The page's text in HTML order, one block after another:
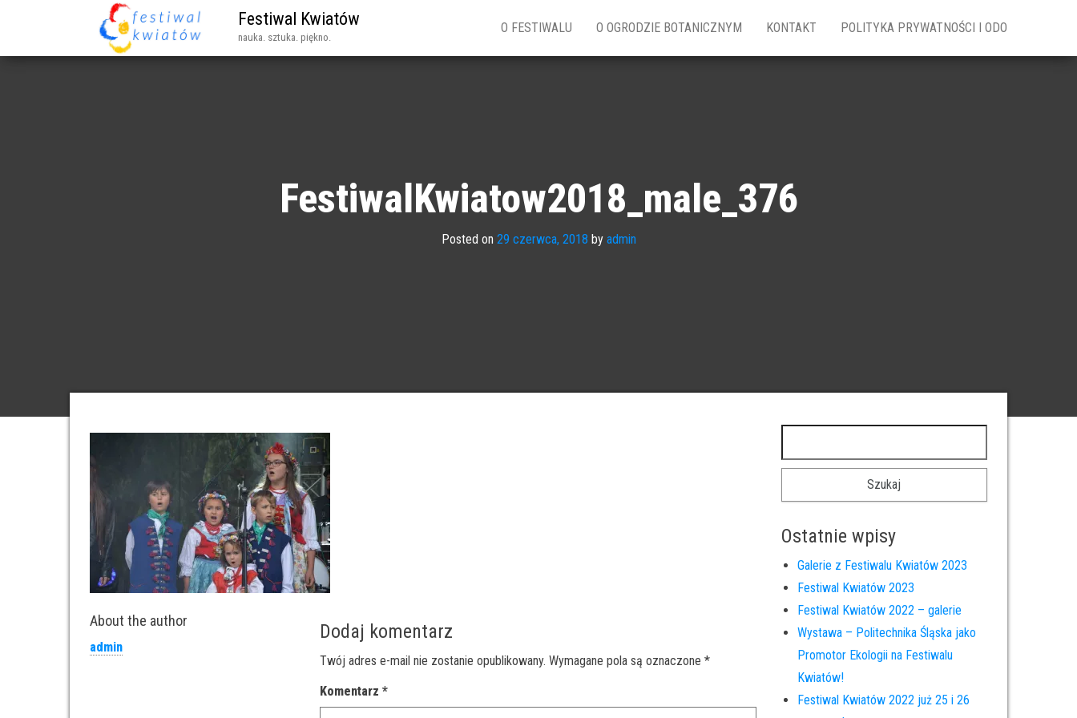
Festiwal Kwiatów
nauka. sztuka. piękno.
O FESTIWALU O OGRODZIE BOTANICZNYM KONTAKT POLITYKA PRYWATNOŚCI I ODO
FestiwalKwiatow2018_male_376
Posted on 29 czerwca, 2018 by admin
About the author
admin
Dodaj komentarz
Twój adres e-mail nie zostanie opublikowany. Wymagane pola są oznaczone*
Komentarz*
Ostatnie wpisy
Galerie z Festiwalu Kwiatów 2023
Festiwal Kwiatów 2023
Festiwal Kwiatów 2022 – galerie
Wystawa – Politechnika Śląska jako
Promotor Ekologii na Festiwalu
Kwiatów!
Festiwal Kwiatów 2022 już 25 i 26